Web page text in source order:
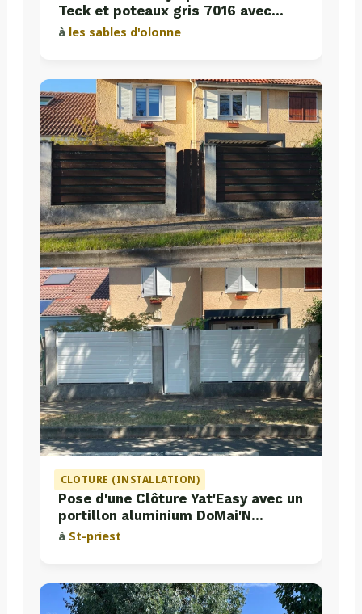
Teck et poteaux gris 7016 avec
plaques de soubassement béton
à les sables d'olonne
CLOTURE (INSTALLATION)
Pose d'une Clôture Yat'Easy avec un
portillon aluminium DoMai'N
Colmont
à St-priest